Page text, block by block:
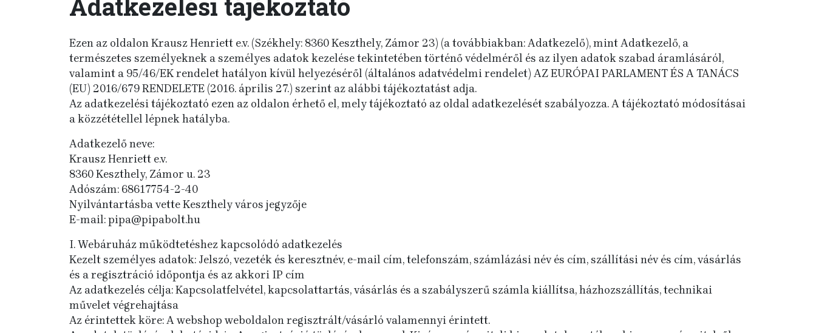
Ezen az oldalon Krausz Henriett e.v. (Székhely: 8360 Keszthely, Zámor 23) (a továbbiakban: Adatkezelő), mint Adatkezelő, a
természetes személyeknek a személyes adatok kezelése tekintetében történő védelméről és az ilyen adatok szabad áramlásáról,
valamint a 95/46/EK rendelet hatályon kívül helyezéséről (általános adatvédelmi rendelet) AZ EURÓPAI PARLAMENT ÉS A TANÁCS
(EU) 2016/679 RENDELETE (2016. április 27.) szerint az alábbi tájékoztatást adja.
Az adatkezelési tájékoztató ezen az oldalon érhető el, mely tájékoztató az oldal adatkezelését szabályozza. A tájékoztató módosításai
a közzététellel lépnek hatályba.
Adatkezelő neve:
Krausz Henriett e.v.
8360 Keszthely, Zámor u. 23
Adószám: 68617754-2-40
Nyilvántartásba vette Keszthely város jegyzője
E-mail: pipa@pipabolt.hu
I. Webáruház működtetéshez kapcsolódó adatkezelés
Kezelt személyes adatok: Jelszó, vezeték és keresztnév, e-mail cím, telefonszám, számlázási név és cím, szállítási név és cím, vásárlás
és a regisztráció időpontja és az akkori IP cím
Az adatkezelés célja: Kapcsolatfelvétel, kapcsolattartás, vásárlás és a szabályszerű számla kiállítsa, házhozszállítás, technikai
művelet végrehajtása
Az érintettek köre: A webshop weboldalon regisztrált/vásárló valamennyi érintett.